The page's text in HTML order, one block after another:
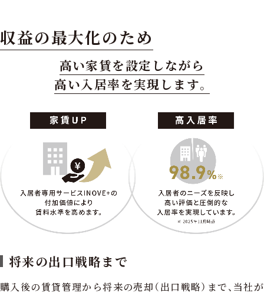
収益の最大化のため
高い家賃を設定しながら
高い入居率を実現します。
将来の出口戦略まで
購入後の賃貸管理から将来の売却（出口戦略）まで、当社が